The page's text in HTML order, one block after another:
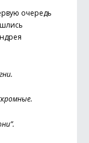
очередь